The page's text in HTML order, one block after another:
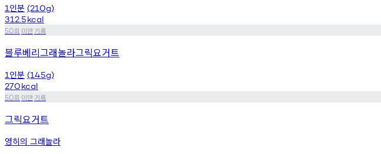
1 인분 (210g)
312.5kcal
50회 미만기록
블루베리그래놀라그릭요거트
1 인분 (145g)
270kcal
50회 미만기록
그릭요거트
영히의 그래놀라